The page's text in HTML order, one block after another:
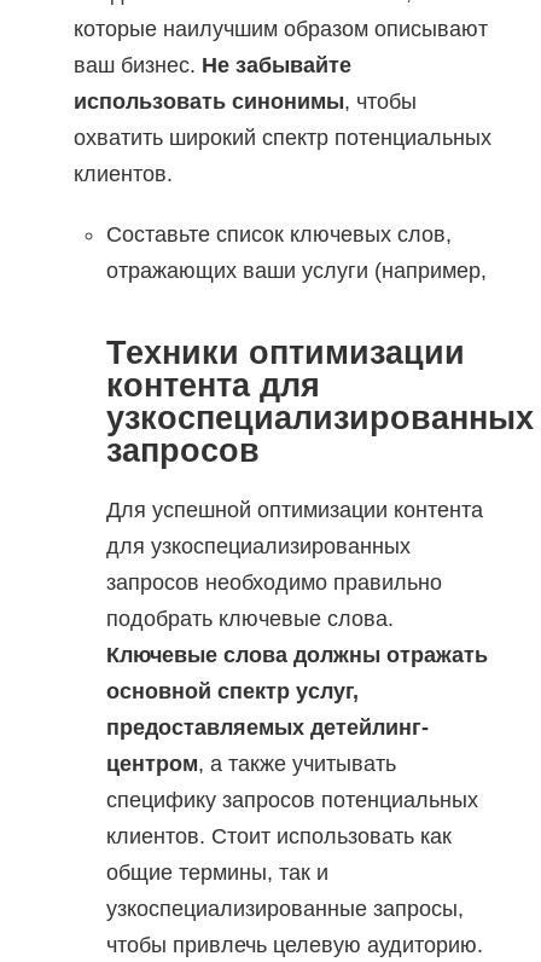
которые наилучшим образом описывают
ваш бизнес. Не забывайте
использовать синонимы, чтобы
охватить широкий спектр потенциальных
клиентов.
Составьте список ключевых слов,
отражающих ваши услуги (например,
Техники оптимизации
контента для
узкоспециализированных
запросов
Для успешной оптимизации контента
для узкоспециализированных
запросов необходимо правильно
подобрать ключевые слова.
Ключевые слова должны отражать
основной спектр услуг,
предоставляемых детейлинг-
центром, а также учитывать
специфику запросов потенциальных
клиентов. Стоит использовать как
общие термины, так и
узкоспециализированные запросы,
чтобы привлечь целевую аудиторию.